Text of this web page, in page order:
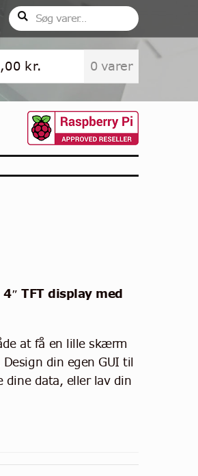
Søg
efter:
Søg
kr. 0 varer
4″ TFT display med
at få en lille skærm
din egen GUI til
dine data, eller lav din